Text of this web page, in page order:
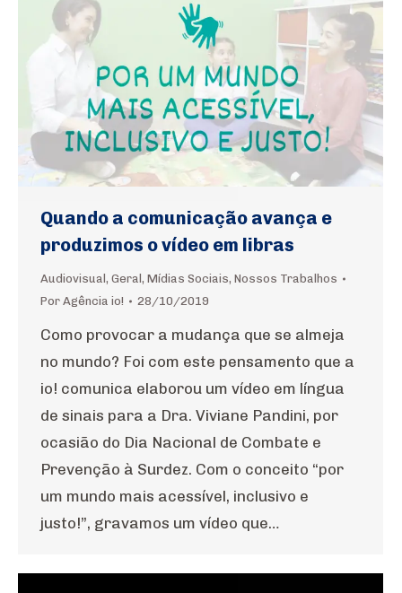
Quando a comunicação avança e
produzimos o vídeo em libras
Audiovisual , Geral , Mídias Sociais, Nossos Trabalhos
Por Agência io! 28/10/2019
Como provocar a mudança que se almeja
no mundo? Foi com este pensamento que a
io! comunica elaborou um vídeo em língua
de sinais para a Dra. Viviane Pandini, por
ocasião do Dia Nacional de Combate e
Prevenção à Surdez. Com o conceito “por
um mundo mais acessível, inclusivo e
justo!”, gravamos um vídeo que…